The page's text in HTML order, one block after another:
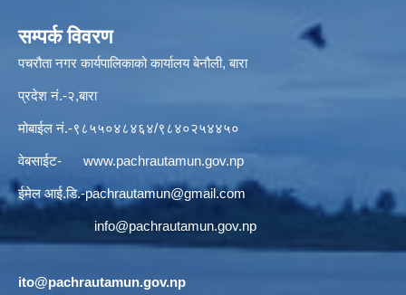
सम्पर्क विवरण
पचरौता नगर कार्यपालिकाको कार्यालय बेनौली, बारा
प्रदेश नं.-२,बारा
मोबाईल नं.-९८५५०४८४६४/९८४०२५४४५०
वेबसाईट- www.pachrautamun.gov.np
ईमेल आई.डि.-pachrautamun@gmail.com
info@pachrautamun.gov.np
ito@pachrautamun.gov.np